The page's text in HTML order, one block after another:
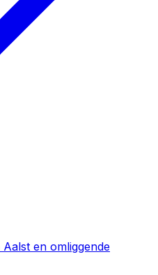
en omliggende